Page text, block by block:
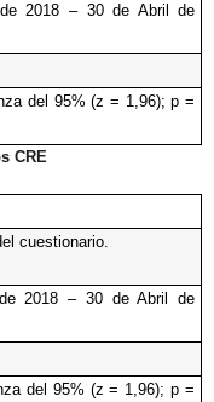
2018 – 30 de Abril de
del 95% (z = 1,96); p =
CRE
cuestionario.
2018 – 30 de Abril de
del 95% (z = 1,96); p =